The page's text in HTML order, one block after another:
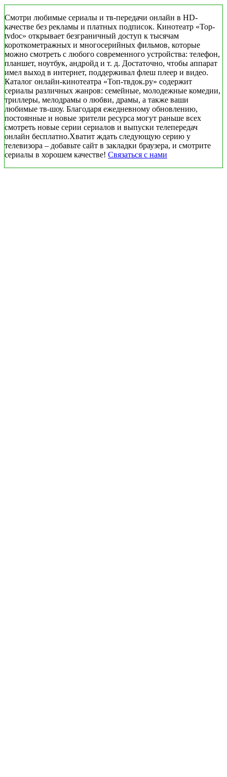
Смотри любимые сериалы и тв-передачи онлайн в HD-
качестве без рекламы и платных подписок. Кинотеатр «Top-
tvdoc» открывает безграничный доступ к тысячам
короткометражных и многосерийных фильмов, которые
можно смотреть с любого современного устройства: телефон,
планшет, ноутбук, андройд и т. д. Достаточно, чтобы аппарат
имел выход в интернет, поддерживал флеш плеер и видео.
Каталог онлайн-кинотеатра «Топ-твдок.ру» содержит
сериалы различных жанров: семейные, молодежные комедии,
триллеры, мелодрамы о любви, драмы, а также ваши
любимые тв-шоу. Благодаря ежедневному обновлению,
постоянные и новые зрители ресурса могут раньше всех
смотреть новые серии сериалов и выпуски телепередач
онлайн бесплатно.Хватит ждать следующую серию у
телевизора – добавьте сайт в закладки браузера, и смотрите
сериалы в хорошем качестве! Связаться с нами